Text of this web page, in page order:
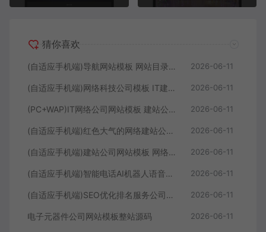
猜你喜欢
(自适应手机端)导航网站模板 网站目录源码下载 2026-06-11
(自适应手机端)网络科技公司模板 IT建站类网站源码下载 2026-06-11
(PC+WAP)IT网络公司网站模板 建站公司网站源码下载 2026-06-11
(自适应手机端)红色大气的网络建站公司网站模板 2026-06-11
(自适应手机端)建站公司网站模板 网络公司网站源码下载 2026-06-11
(自适应手机端)智能电话AI机器人语音软件网站模板 2026-06-11
(自适应手机端)SEO优化排名服务公司网站模板 2026-06-11
电子元器件公司网站模板整站源码 2026-06-11